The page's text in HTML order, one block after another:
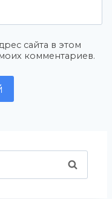
сайта в этом
комментариев.